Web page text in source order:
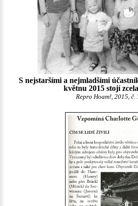
S nejstaršími a nejmladšími
květnu 2015 stojí
Repro Hoam!, 2015, č.